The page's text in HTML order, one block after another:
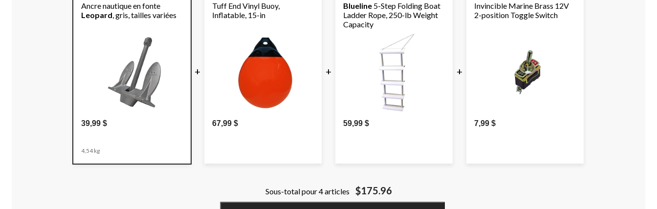
Ancre nautique en fonte
Leopard , gris, tailles variées
39,99 $
4,54 kg
+
Tuff End Vinyl Buoy,
Inflatable, 15-in
67,99 $
+
Blueline 5-Step Folding Boat
Ladder Rope, 250-lb Weight
Capacity
59,99 $
+
Invincible Marine Brass 12V
2-position Toggle Switch
7,99 $
Sous-total pour 4 articles $175.96